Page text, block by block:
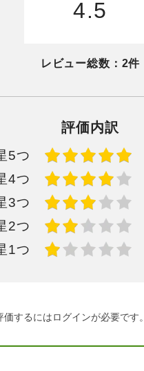
4.5
レビュー総数： 2件
評価内訳
5つ
4つ
3つ
2つ
1つ
価するにはログインが必要です。